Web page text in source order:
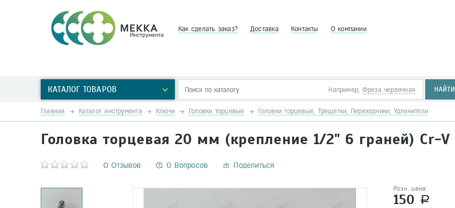
Как сделать заказ? Доставка Контакты О компании
КАТАЛОГ ТОВАРОВ Например, Фреза червячная НАЙТИ
Главная Каталог инструмента Ключи Головки торцевые Головки торцевые, Трещетки, Переходники, Удлинители
Головка торцевая 20 мм (крепление 1/2" 6 граней) Cr-V
0 Отзывов 0 Вопросов Поделиться
Розн. цена:
150 a